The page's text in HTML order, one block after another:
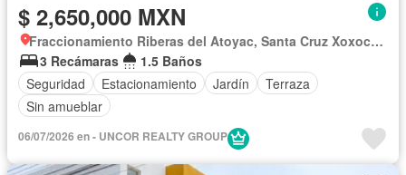
$ 2,650,000 MXN
Fraccionamiento Riberas del Atoyac, Santa Cruz Xoxocotlán
3 Recámaras
1.5 Baños
Seguridad
Estacionamiento Jardín
Terraza
Sin amueblar
06/07/2026 en - UNCOR REALTY GROUP